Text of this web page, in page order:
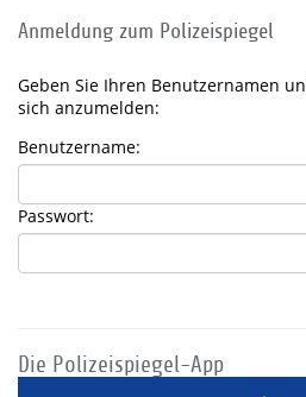
Anmeldung zum Polizeispiegel
Geben Sie Ihren Benutzernamen
sich anzumelden:
Benutzername:
Passwort:
Die Polizeispiegel-App